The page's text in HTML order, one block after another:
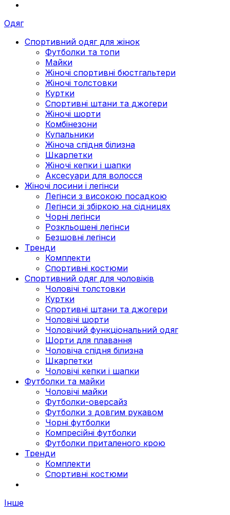
Одяг
Спортивний одяг для жінок
Футболки та топи
Майки
Жіночі спортивні бюстгальтери
Жіночі толстовки
Куртки
Спортивні штани та джогери
Жіночі шорти
Комбінезони
Купальники
Жіноча спідня білизна
Шкарпетки
Жіночі кепки і шапки
Аксесуари для волосся
Жіночі лосини і легінси
Легінси з високою посадкою
Легінси зі збіркою на сідницях
Чорні легінси
Розкльошені легінси
Безшовні легінси
Тренди
Комплекти
Спортивні костюми
Спортивний одяг для чоловіків
Чоловічі толстовки
Куртки
Спортивні штани та джогери
Чоловічі шорти
Чоловічий функціональний одяг
Шорти для плавання
Чоловіча спідня білизна
Шкарпетки
Чоловічі кепки і шапки
Футболки та майки
Чоловічі майки
Футболки-оверсайз
Футболки з довгим рукавом
Чорні футболки
Компресійні футболки
Футболки приталеного крою
Тренди
Комплекти
Спортивні костюми
Інше